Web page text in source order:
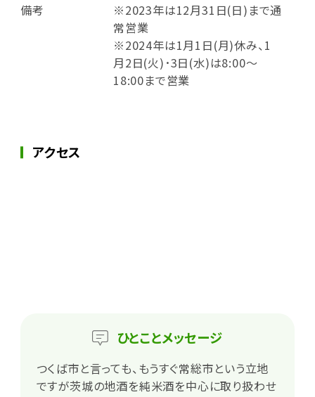
備考
※2023年は12月31日(日)まで通
常営業
※2024年は1月1日(月)休み、1
月2日(火)･3日(水)は8:00～
18:00まで営業
アクセス
ひとことメッセージ
つくば市と言っても、もうすぐ常総市という立地
ですが茨城の地酒を純米酒を中心に取り扱わせ